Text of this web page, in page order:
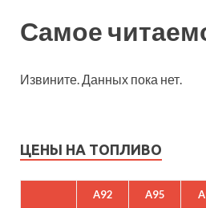
Самое
Извините. Данных пока нет.
ЦЕНЫ НА ТОПЛИВО
A92 A95